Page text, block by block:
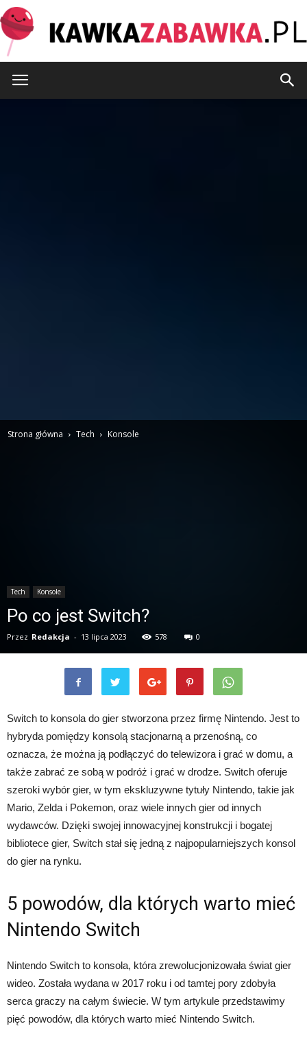
Strona główna Tech Konsole
Tech Konsole
Po co jest Switch?
Przez Redakcja - 13 lipca 2023 578 0
Switch to konsola do gier stworzona przez firmę Nintendo. Jest to
hybryda pomiędzy konsolą stacjonarną a przenośną, co
oznacza, że ​​można ją podłączyć do telewizora i grać w domu, a
także zabrać ze sobą w podróż i grać w drodze. Switch oferuje
szeroki wybór gier, w tym ekskluzywne tytuły Nintendo, takie jak
Mario, Zelda i Pokemon, oraz wiele innych gier od innych
wydawców. Dzięki swojej innowacyjnej konstrukcji i bogatej
bibliotece gier, Switch stał się jedną z najpopularniejszych konsol
do gier na rynku.
5 powodów, dla których warto mieć
Nintendo Switch
Nintendo Switch to konsola, która zrewolucjonizowała świat gier
wideo. Została wydana w 2017 roku i od tamtej pory zdobyła
serca graczy na całym świecie. W tym artykule przedstawimy
pięć powodów, dla których warto mieć Nintendo Switch.